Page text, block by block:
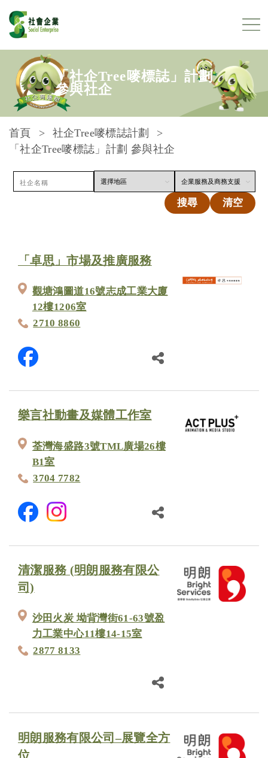
跳到內容
「社企Tree嘜標誌」計劃
參與社企
首頁
社企Tree嘜標誌計劃
「社企Tree嘜標誌」計劃 參與社企
搜尋 清空
「卓思」市場及推廣服務
觀塘鴻圖道16號志成工業大廈
12樓1206室
2710 8860
樂言社動畫及媒體工作室
荃灣海盛路3號TML廣場26樓
B1室
3704 7782
清潔服務 (明朗服務有限公
司)
沙田火炭 坳背灣街61-63號盈
力工業中心11樓14-15室
2877 8133
明朗服務有限公司–展覽全方
位